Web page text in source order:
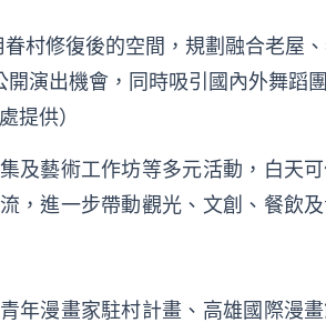
村修復後的空間，規劃融合老屋
演出機會，同時吸引國內外舞蹈
提供）
及藝術工作坊等多元活動，白天
，進一步帶動觀光、文創、餐飲
年漫畫家駐村計畫、高雄國際漫